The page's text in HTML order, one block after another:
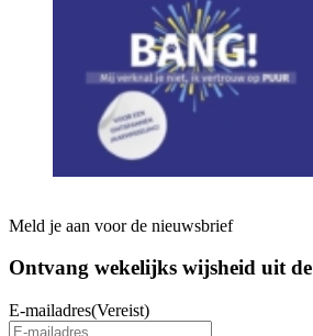
Meld je aan voor de nieuwsbrief
Ontvang wekelijks wijsheid uit de
E-mailadres(Vereist)